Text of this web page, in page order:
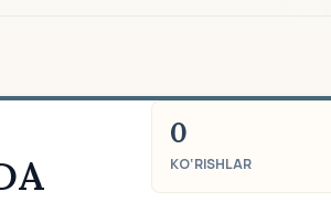
0
KO‘RISHLAR